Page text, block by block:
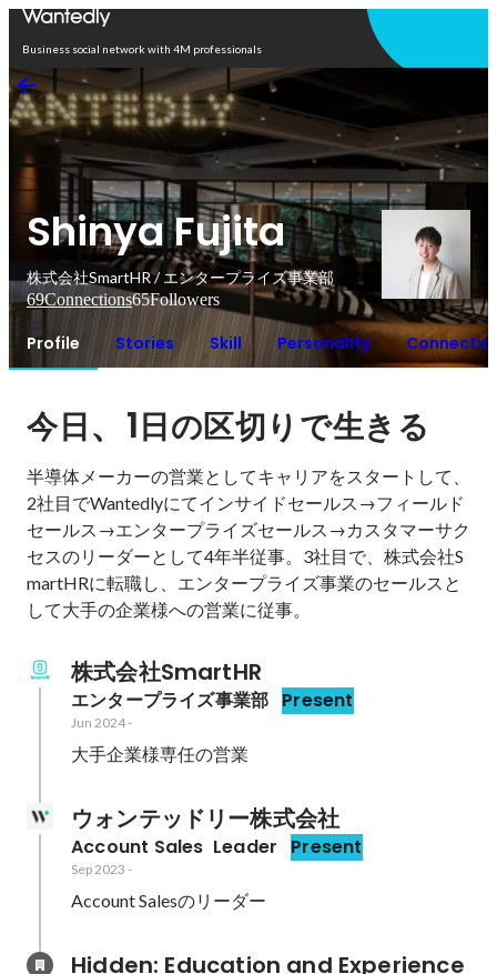
Business social network with 4M professionals
Shinya Fujita
株式会社SmartHR / エンタープライズ事業部
69Connections65Followers
Profile Stories Skill Personality
今日、1日の区切りで生きる
半導体メーカーの営業としてキャリアをスタートして、
2社目でWantedlyにてインサイドセールス→フィールド
セールス→エンタープライズセールス→カスタマーサク
セスのリーダーとして4年半従事。3社目で、株式会社S
martHRに転職し、エンタープライズ事業のセールスと
株式会社SmartHR
エンタープライズ事業部 Present
Jun 2024-
大手企業様専任の営業
ウォンテッドリー株式会社
Account Sales  Leader Present
Sep 2023 -
Account Salesのリーダー